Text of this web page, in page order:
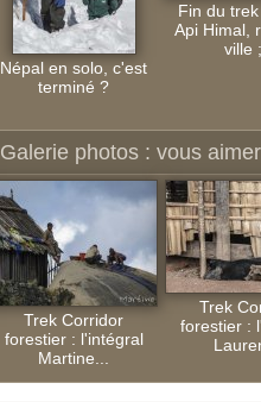
Népal en solo, c'est
terminé ?
Fin du
Api Himal,
ville
Galerie photos : vous
Trek Corridor
forestier : l'intégral
Martine...
Trek
forestier :